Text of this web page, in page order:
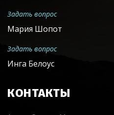
Задать вопрос
Мария Шопот
Задать вопрос
Инга Белоус
КОНТАКТЫ